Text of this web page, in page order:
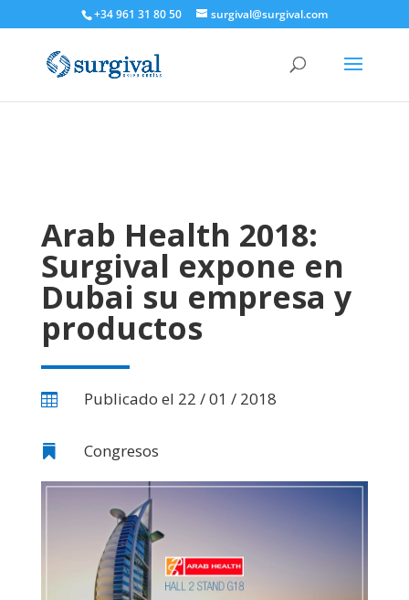
+34 961 31 80 50 surgival@surgival.com
Arab Health 2018:
Surgival expone en
Dubai su empresa y
productos
 Publicado el 22 / 01 / 2018
 Congresos